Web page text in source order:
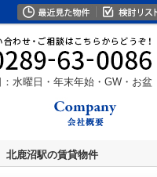
：水曜日・年末年始・GW・お盆
北鹿沼駅の賃貸物件